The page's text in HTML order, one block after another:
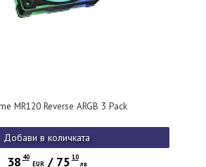
MR120 Reverse ARGB 3 Pack
Добави в количката
38 40
EUR/ 75 10
лв